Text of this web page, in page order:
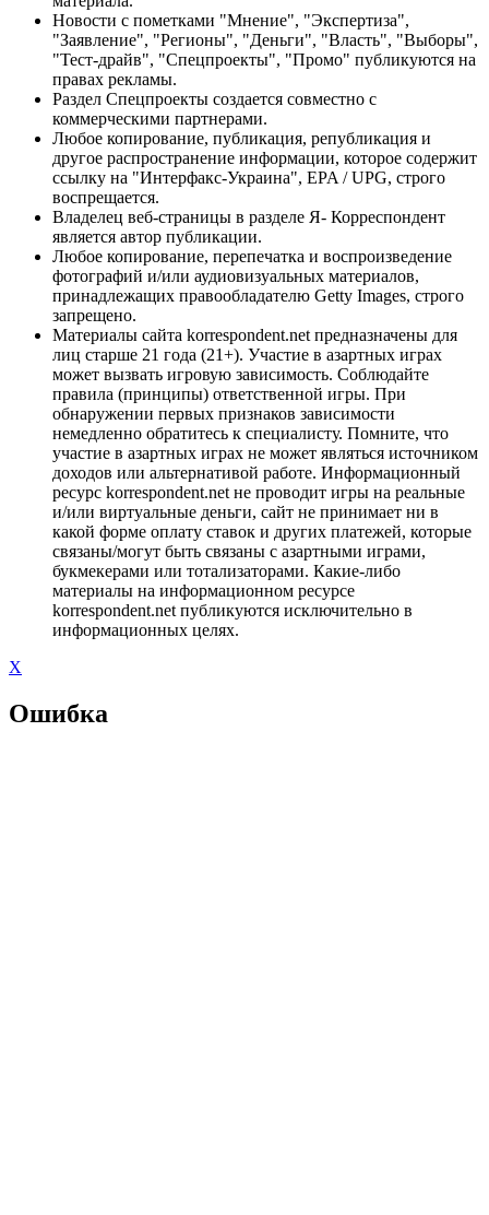
Новости с пометками "Мнение", "Экспертиза",
"Заявление", "Регионы", "Деньги", "Власть", "Выборы",
"Тест-драйв", "Спецпроекты", "Промо" публикуются на
правах рекламы.
Раздел Спецпроекты создается совместно с
коммерческими партнерами.
Любое копирование, публикация, републикация и
другое распространение информации, которое содержит
ссылку на "Интерфакс-Украина", EPA / UPG, строго
воспрещается.
Владелец веб-страницы в разделе Я- Корреспондент
является автор публикации.
Любое копирование, перепечатка и воспроизведение
фотографий и/или аудиовизуальных материалов,
принадлежащих правообладателю Getty Images, строго
запрещено.
Материалы сайта korrespondent.net предназначены для
лиц старше 21 года (21+). Участие в азартных играх
может вызвать игровую зависимость. Соблюдайте
правила (принципы) ответственной игры. При
обнаружении первых признаков зависимости
немедленно обратитесь к специалисту. Помните, что
участие в азартных играх не может являться источником
доходов или альтернативой работе. Информационный
ресурс korrespondent.net не проводит игры на реальные
и/или виртуальные деньги, сайт не принимает ни в
какой форме оплату ставок и других платежей, которые
связаны/могут быть связаны с азартными играми,
букмекерами или тотализаторами. Какие-либо
материалы на информационном ресурсе
korrespondent.net публикуются исключительно в
информационных целях.
X
Ошибка